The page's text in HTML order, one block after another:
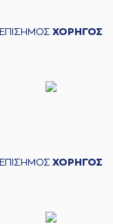
ΕΠΙΣΗΜΟΣ ΧΟΡΗΓΟΣ
ΕΠΙΣΗΜΟΣ ΧΟΡΗΓΟΣ